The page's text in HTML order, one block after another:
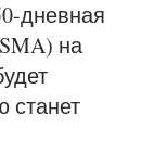
дневная
на
станет